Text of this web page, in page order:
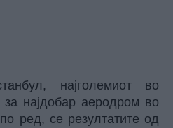
најголемиот во
најдобар аеродром во
ред, се резултатите од